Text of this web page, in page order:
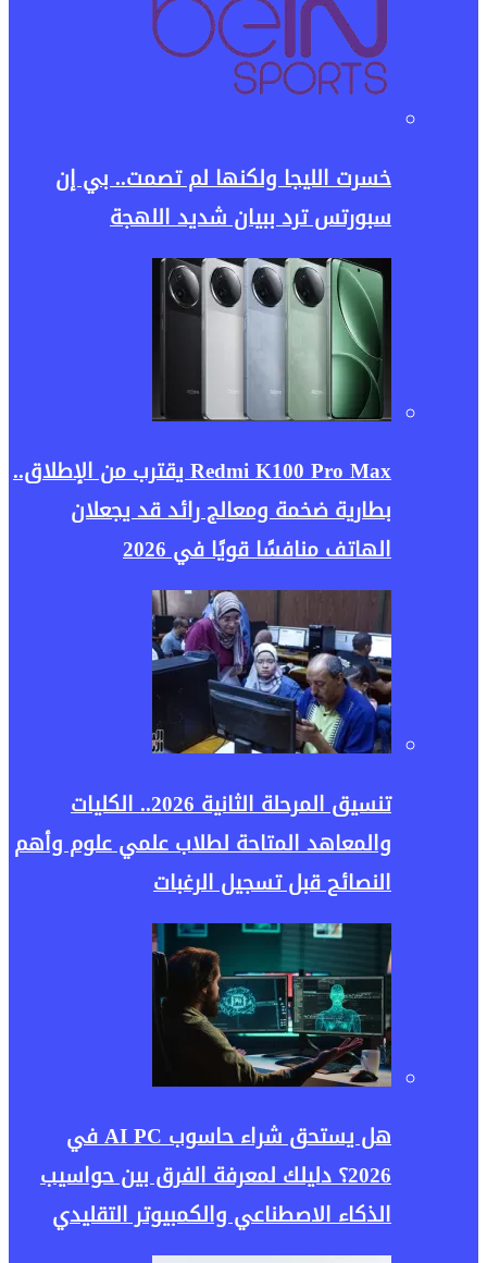
خسرت الليجا ولكنها لم تصمت.. بي إن
سبورتس ترد ببيان شديد اللهجة
Redmi K100 Pro Max يقترب من الإطلاق..
بطارية ضخمة ومعالج رائد قد يجعلان
الهاتف منافسًا قويًا في 2026
تنسيق المرحلة الثانية 2026.. الكليات
والمعاهد المتاحة لطلاب علمي علوم وأهم
النصائح قبل تسجيل الرغبات
هل يستحق شراء حاسوب AI PC في
2026؟ دليلك لمعرفة الفرق بين حواسيب
الذكاء الاصطناعي والكمبيوتر التقليدي